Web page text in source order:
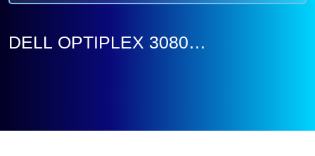
DELL OPTIPLEX 3080